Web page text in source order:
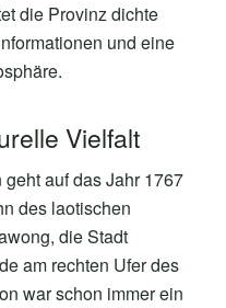
die Provinz dichte
und eine
Vielfalt
auf das Jahr 1767
des laotischen
die Stadt
am rechten Ufer des
war schon immer ein